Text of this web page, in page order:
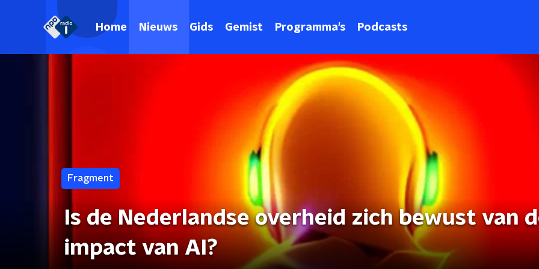
Home Nieuws Gids Gemist Programma's Podcasts
Fragment
Is de Nederlandse overheid zich bewust van
impact van AI?